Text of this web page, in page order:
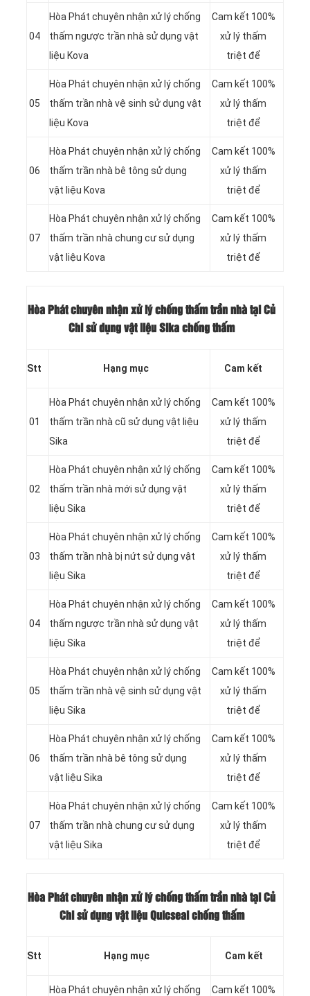
04
Hòa Phát chuyên nhận xử lý chống
thấm ngược trần nhà sử dụng vật
liệu Kova
Cam kết 100%
xử lý thấm
triệt để
05
Hòa Phát chuyên nhận xử lý chống
thấm trần nhà vệ sinh sử dụng vật
liệu Kova
Cam kết 100%
xử lý thấm
triệt để
06
Hòa Phát chuyên nhận xử lý chống
thấm trần nhà bê tông sử dụng
vật liệu Kova
Cam kết 100%
xử lý thấm
triệt để
07
Hòa Phát chuyên nhận xử lý chống
thấm trần nhà chung cư sử dụng
vật liệu Kova
Cam kết 100%
xử lý thấm
triệt để
Hòa Phát chuyên nhận xử lý chống thấm trần nhà tại Củ
Chi sử dụng vật liệu Sika chống thấm
Stt Hạng mục Cam kết
01
Hòa Phát chuyên nhận xử lý chống
thấm trần nhà cũ sử dụng vật liệu
Sika
Cam kết 100%
xử lý thấm
triệt để
02
Hòa Phát chuyên nhận xử lý chống
thấm trần nhà mới sử dụng vật
liệu Sika
Cam kết 100%
xử lý thấm
triệt để
03
Hòa Phát chuyên nhận xử lý chống
thấm trần nhà bị nứt sử dụng vật
liệu Sika
Cam kết 100%
xử lý thấm
triệt để
04
Hòa Phát chuyên nhận xử lý chống
thấm ngược trần nhà sử dụng vật
liệu Sika
Cam kết 100%
xử lý thấm
triệt để
05
Hòa Phát chuyên nhận xử lý chống
thấm trần nhà vệ sinh sử dụng vật
liệu Sika
Cam kết 100%
xử lý thấm
triệt để
06
Hòa Phát chuyên nhận xử lý chống
thấm trần nhà bê tông sử dụng
vật liệu Sika
Cam kết 100%
xử lý thấm
triệt để
07
Hòa Phát chuyên nhận xử lý chống
thấm trần nhà chung cư sử dụng
vật liệu Sika
Cam kết 100%
xử lý thấm
triệt để
Hòa Phát chuyên nhận xử lý chống thấm trần nhà tại Củ
Chi sử dụng vật liệu Quicseal chống thấm
Stt Hạng mục Cam kết
Hòa Phát chuyên nhận xử lý chống Cam kết 100%